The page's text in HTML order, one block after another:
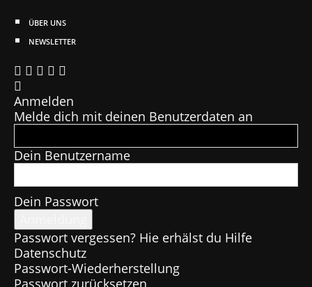
ÜBER UNS
NEWSLETTER
Anmelden
Melde dich mit deinen Benutzerdaten an
Dein Benutzername
Dein Passwort
Passwort vergessen? Hie erhälst du Hilfe
Datenschutz
Passwort-Wiederherstellung
Passwort zurücksetzen